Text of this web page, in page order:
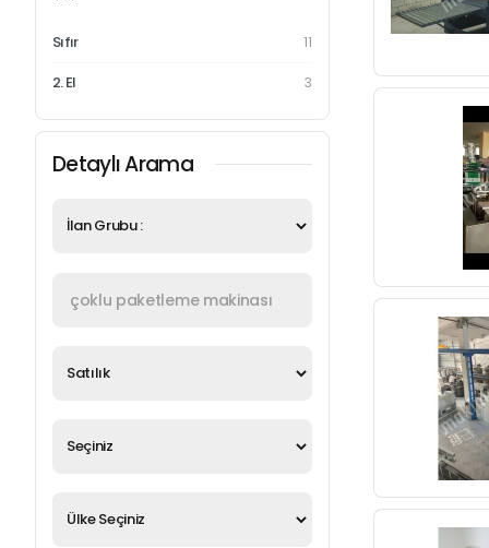
Sıfır 11
2. El 3
Detaylı Arama